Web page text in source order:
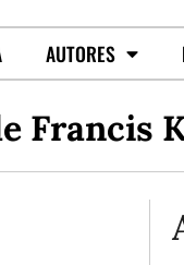
AUTORES
Francis